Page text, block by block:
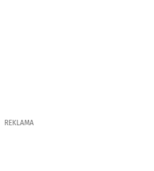
REKLAMA